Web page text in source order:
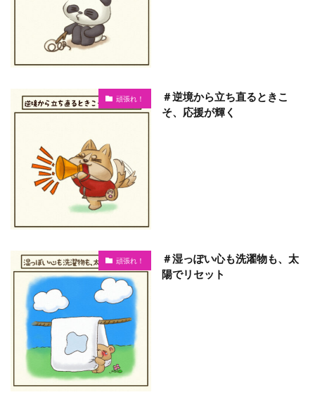
頑張れ！
＃逆境から立ち直るときこ
そ、応援が輝く
頑張れ！
＃湿っぽい心も洗濯物も、太
陽でリセット